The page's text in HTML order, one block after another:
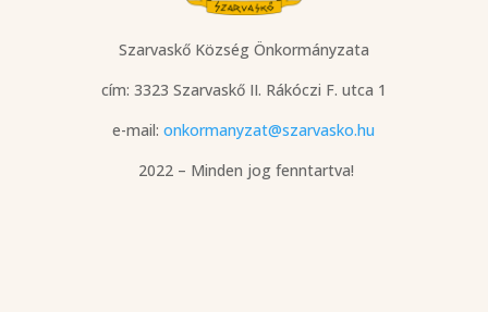
Szarvaskő Község Önkormányzata
cím: 3323 Szarvaskő II. Rákóczi F. utca 1
e-mail:onkormanyzat@szarvasko.hu
2022 – Minden jog fenntartva!